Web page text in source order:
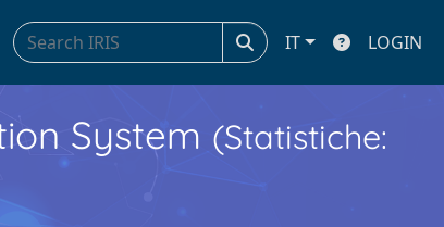
IT LOGIN
System (Statistiche: